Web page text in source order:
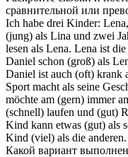
сравнительной или
Ich habe drei Kinder:
(jung) als Lina und zwei
lesen als Lena. Lena ist
Daniel schon (groß) als
Daniel ist auch (oft) krank
Sport macht als seine
möchte am (gern) immer
(schnell) laufen und (gut)
Kind kann etwas (gut) als
Kind (viel) als die anderen.
Какой вариант